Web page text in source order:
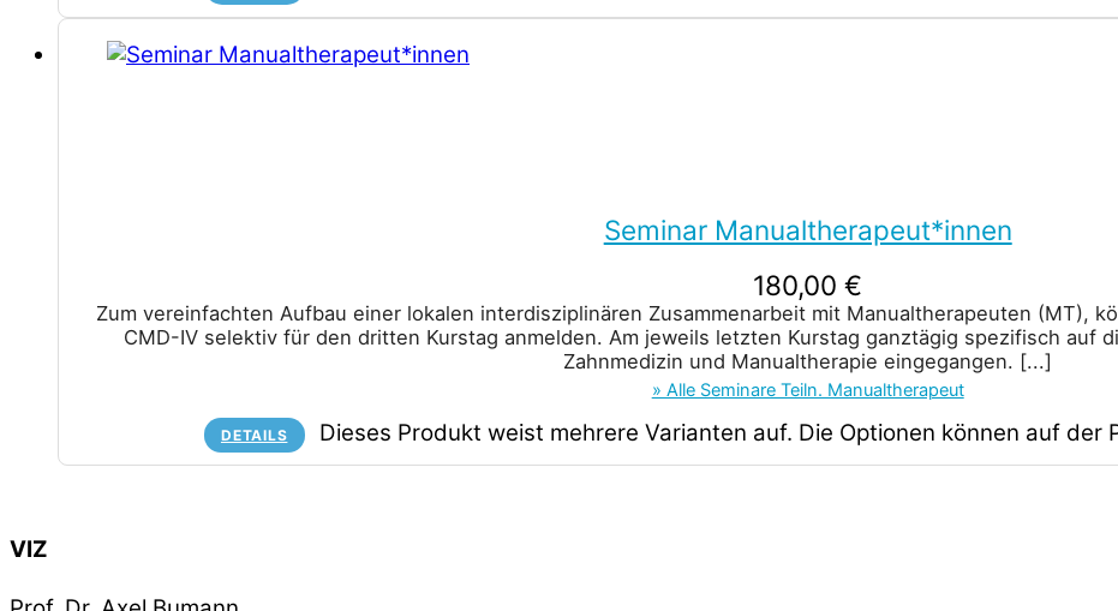
Seminar Manualtherapeut*innen
180,00€
Zum vereinfachten Aufbau einer lokalen interdisziplinären Zusammenarbeit mit Manualtherapeuten (MT),
CMD-IV selektiv für den dritten Kurstag anmelden. Am jeweils letzten Kurstag ganztägig spezifisch auf
Zahnmedizin und Manualtherapie eingegangen. [...]
» Alle Seminare Teiln. Manualtherapeut
DETAILS
Dieses Produkt weist mehrere Varianten auf. Die Optionen können auf
VIZ